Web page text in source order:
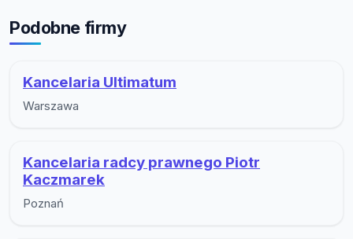
Podobne firmy
Kancelaria Ultimatum
Warszawa
Kancelaria radcy prawnego Piotr
Kaczmarek
Poznań